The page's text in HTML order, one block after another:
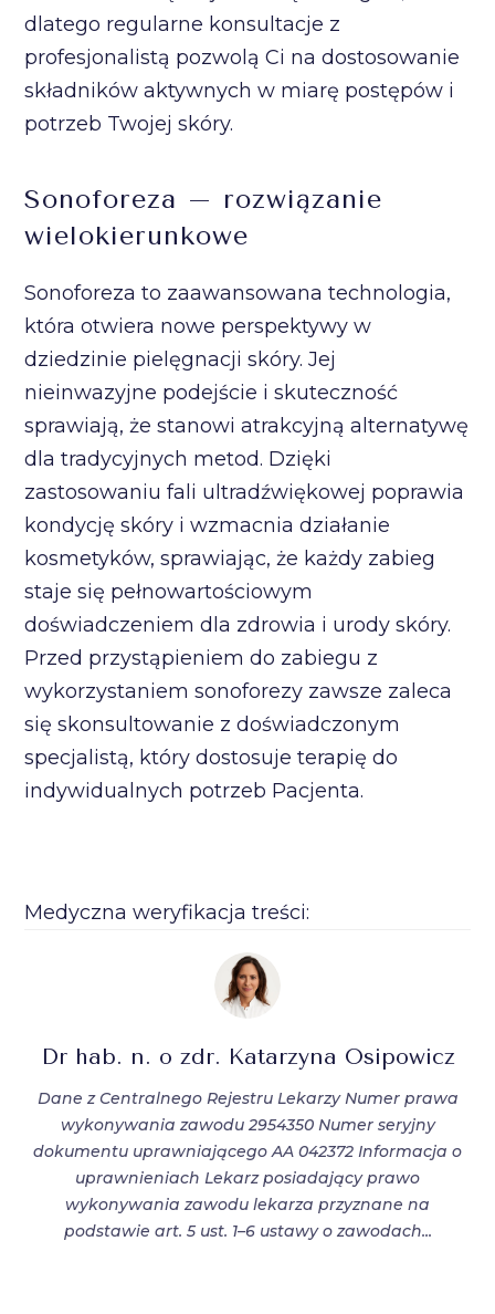
dlatego regularne konsultacje z
profesjonalistą pozwolą Ci na dostosowanie
składników aktywnych w miarę postępów i
potrzeb Twojej skóry.
Sonoforeza – rozwiązanie
wielokierunkowe
Sonoforeza to zaawansowana technologia,
która otwiera nowe perspektywy w
dziedzinie pielęgnacji skóry. Jej
nieinwazyjne podejście i skuteczność
sprawiają, że stanowi atrakcyjną alternatywę
dla tradycyjnych metod. Dzięki
zastosowaniu fali ultradźwiękowej poprawia
kondycję skóry i wzmacnia działanie
kosmetyków, sprawiając, że każdy zabieg
staje się pełnowartościowym
doświadczeniem dla zdrowia i urody skóry.
Przed przystąpieniem do zabiegu z
wykorzystaniem sonoforezy zawsze zaleca
się skonsultowanie z doświadczonym
specjalistą, który dostosuje terapię do
indywidualnych potrzeb Pacjenta.
Medyczna weryfikacja treści:
Dr hab. n. o zdr. Katarzyna Osipowicz
Dane z Centralnego Rejestru Lekarzy Numer prawa
wykonywania zawodu 2954350 Numer seryjny
dokumentu uprawniającego AA 042372 Informacja o
uprawnieniach Lekarz posiadający prawo
wykonywania zawodu lekarza przyznane na
podstawie art. 5 ust. 1–6 ustawy o zawodach...